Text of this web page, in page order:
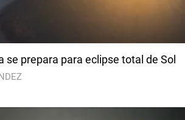
se prepara para eclipse total de Sol